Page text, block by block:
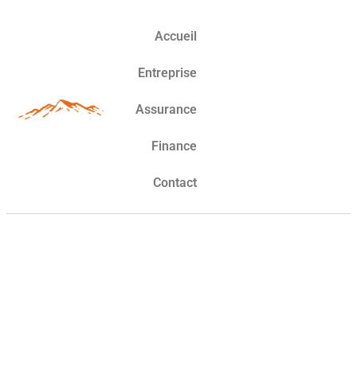
Accueil
Entreprise
Assurance
Finance
Contact